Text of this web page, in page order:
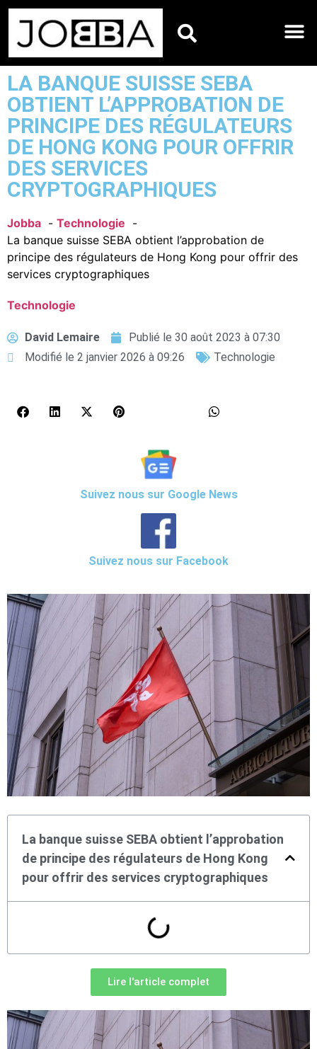
LA BANQUE SUISSE SEBA
OBTIENT L’APPROBATION DE
PRINCIPE DES RÉGULATEURS
DE HONG KONG POUR OFFRIR
DES SERVICES
CRYPTOGRAPHIQUES
Jobba
Technologie
La banque suisse SEBA obtient l’approbation de
principe des régulateurs de Hong Kong pour offrir des
services cryptographiques
Technologie
David Lemaire Publié le 30 août 2023 à 07:30
Modifié le 2 janvier 2026 à 09:26
Technologie
Suivez nous sur Google News
Suivez nous sur Facebook
La banque suisse SEBA obtient l’approbation
de principe des régulateurs de Hong Kong
pour offrir des services cryptographiques
Lire l'article complet